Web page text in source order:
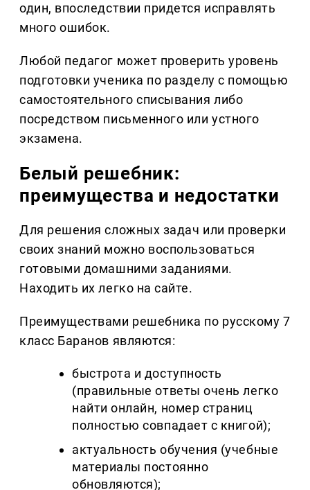
один, впоследствии придется исправлять
много ошибок.
Любой педагог может проверить уровень
подготовки ученика по разделу с помощью
самостоятельного списывания либо
посредством письменного или устного
экзамена.
Белый решебник:
преимущества и недостатки
Для решения сложных задач или проверки
своих знаний можно воспользоваться
готовыми домашними заданиями.
Находить их легко на сайте.
Преимуществами решебника по русскому 7
класс Баранов являются:
быстрота и доступность
(правильные ответы очень легко
найти онлайн, номер страниц
полностью совпадает с книгой);
актуальность обучения (учебные
материалы постоянно
обновляются);